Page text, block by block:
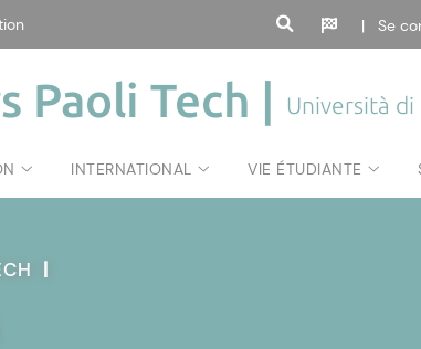
| Se
Paoli Tech | Università di
INTERNATIONAL VIE ÉTUDIANTE
|